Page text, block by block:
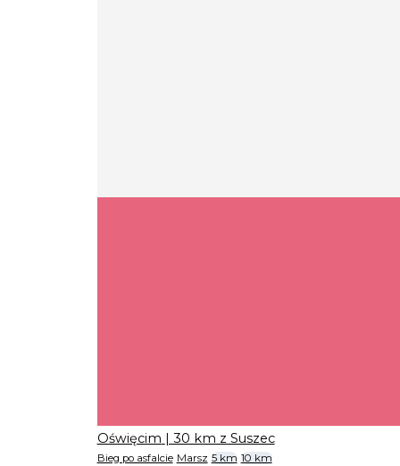
Oświęcim | 30 km z Suszec
Bieg po asfalcie Marsz 5 km 10 km